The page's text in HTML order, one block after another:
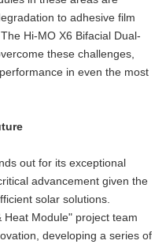
to adhesive film
Hi-MO X6 Bifacial Dual-
these challenges,
in even the most
out for its exceptional
advancement given the
solar solutions.
Heat Module" project team
developing a series of